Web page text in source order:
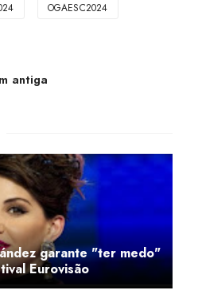
OGAESC2024
antiga
garante "ter medo"
Eurovisão